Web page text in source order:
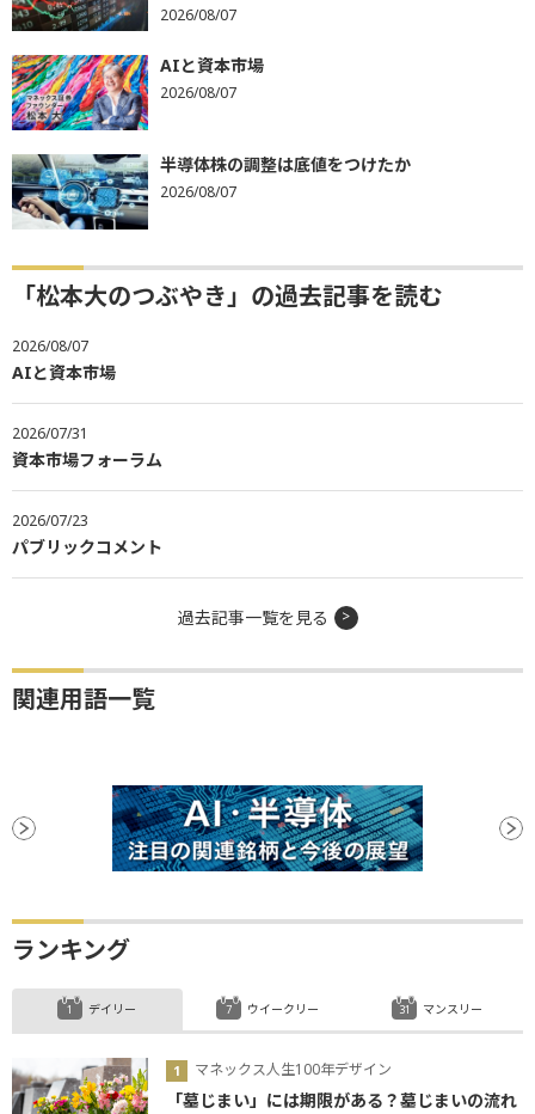
2026/08/07
AIと資本市場
2026/08/07
半導体株の調整は底値をつけたか
2026/08/07
「松本大のつぶやき」の過去記事を読む
2026/08/07
AIと資本市場
2026/07/31
資本市場フォーラム
2026/07/23
パブリックコメント
過去記事一覧を見る
関連用語一覧
ランキング
デイリー
マネックス人生100年デザイン
「墓じまい」には期限がある？墓じまいの流れ
ウイークリー マンスリー